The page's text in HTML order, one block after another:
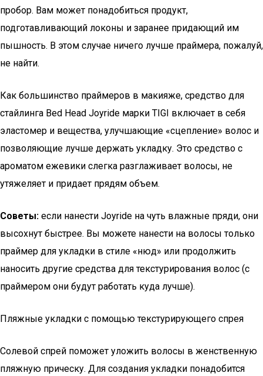
пробор. Вам может понадобиться продукт,
подготавливающий локоны и заранее придающий им
пышность. В этом случае ничего лучше праймера, пожалуй,
не найти.
Как большинство праймеров в макияже, средство для
стайлинга Bed Head Joyride марки TIGI включает в себя
эластомер и вещества, улучшающие «сцепление» волос и
позволяющие лучше держать укладку. Это средство с
ароматом ежевики слегка разглаживает волосы, не
утяжеляет и придает прядям объем.
Советы: если нанести Joyride на чуть влажные пряди, они
высохнут быстрее. Вы можете нанести на волосы только
праймер для укладки в стиле «нюд» или продолжить
наносить другие средства для текстурирования волос (с
праймером они будут работать куда лучше).
Пляжные укладки с помощью текстурирующего спрея
Солевой спрей поможет уложить волосы в женственную
пляжную прическу. Для создания укладки понадобится